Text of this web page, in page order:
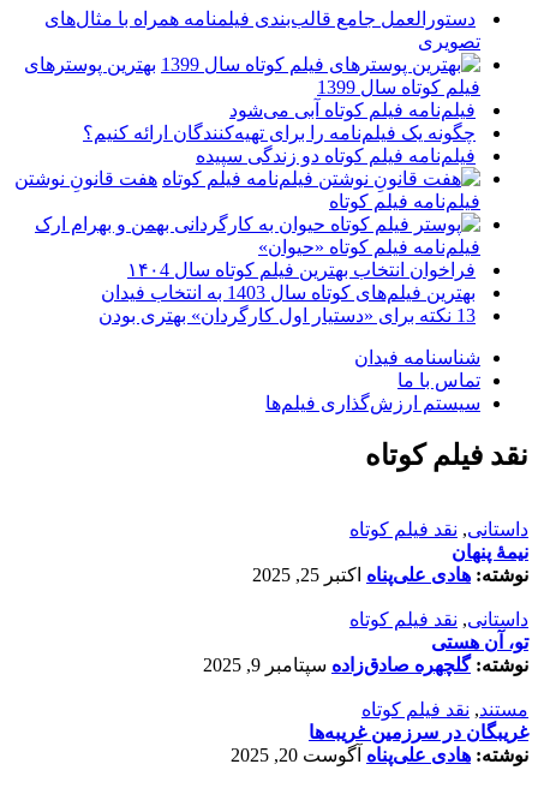
دستورالعمل جامع قالب‌بندی فیلمنامه همراه با مثال‌های
تصویری
بهترین پوسترهای
فیلم کوتاه سال 1399
فیلم‌نامه فیلم کوتاه آبی می‌شود
چگونه یک فیلم‌نامه را برای تهیه‌کنندگان ارائه کنیم؟
فیلم‌نامه فیلم کوتاه دو زندگی سپیده
هفت قانونِ نوشتن
فیلم‌نامه فیلم کوتاه
فیلم‌نامه فیلم کوتاه «حیوان»
فراخوان انتخاب بهترین فیلم کوتاه سال ۱۴۰4
بهترین فیلم‌های کوتاه سال 1403 به انتخاب فیدان
13 نکته برای «دستیار اول کارگردان» بهتری بودن
شناسنامه فیدان
تماس با ما
سیستم ارزش‌گذاری فیلم‌ها
نقد فیلم کوتاه
داستانی, نقد فیلم کوتاه
نیمۀ پنهان
نوشته: هادی علی‌پناه اکتبر 25, 2025
داستانی, نقد فیلم کوتاه
تو، آن هستی
نوشته:گلچهره صادق‌زاده سپتامبر 9, 2025
مستند, نقد فیلم کوتاه
غریبگان در سرزمین غریبه‌ها
نوشته: هادی علی‌پناه آگوست 20, 2025